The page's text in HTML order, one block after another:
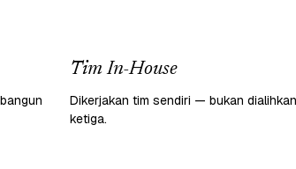
Tim In-House
Dikerjakan tim sendiri — bukan
ketiga.